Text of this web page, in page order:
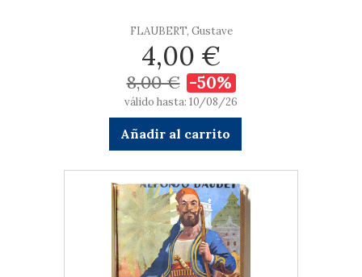
FLAUBERT, Gustave
4,00 €
8,00 € -50%
válido hasta: 10/08/26
Añadir al carrito